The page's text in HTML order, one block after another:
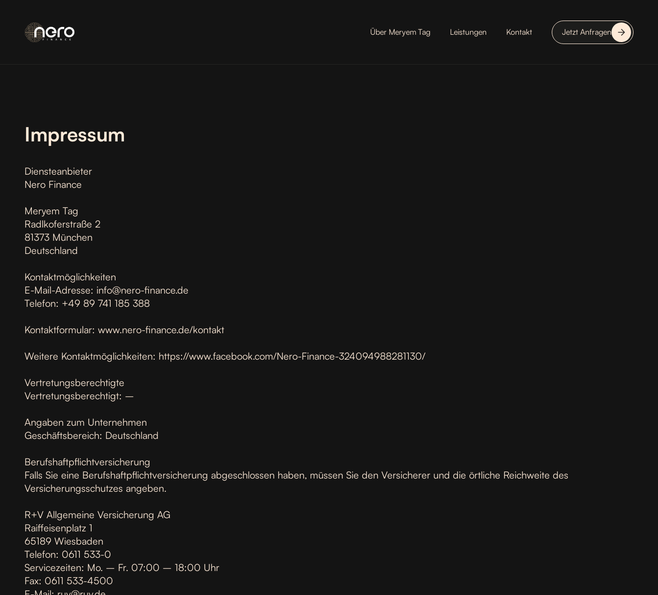
Über Meryem Tag Leistungen Kontakt Jetzt Anfragen
Impressum
Diensteanbieter
Nero Finance
Meryem Tag
Radlkoferstraße 2
81373 München
Deutschland
Kontaktmöglichkeiten
E-Mail-Adresse: info@nero-finance.de
Telefon: +49 89 741 185 388
Kontaktformular: www.nero-finance.de/kontakt
Weitere Kontaktmöglichkeiten: https://www.facebook.com/Nero-Finance-324094988281130/
Vertretungsberechtigte
Vertretungsberechtigt: –
Angaben zum Unternehmen
Geschäftsbereich: Deutschland
Berufshaftpflichtversicherung
Falls Sie eine Berufshaftpflichtversicherung abgeschlossen haben, müssen Sie den Versicherer und die örtliche Reichweite des
Versicherungsschutzes angeben.
R+V Allgemeine Versicherung AG
Raiffeisenplatz 1
65189 Wiesbaden
Telefon: 0611 533-0
Servicezeiten: Mo. – Fr. 07:00 – 18:00 Uhr
Fax: 0611 533-4500